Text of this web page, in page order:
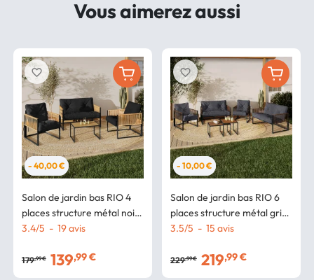
Vous aimerez aussi
- 40,00 €
Salon de jardin bas RIO 4
places structure métal noir,
cordage effet rotin clair et
3.4/5 - 19avis
179,99 € 139,99 €
favorite_border
- 10,00 €
Salon de jardin bas RIO 6
places structure métal gris
anthracite, cordage effet
3.5/5 - 15 avis
229,99 € 219,99 €
favorite_border